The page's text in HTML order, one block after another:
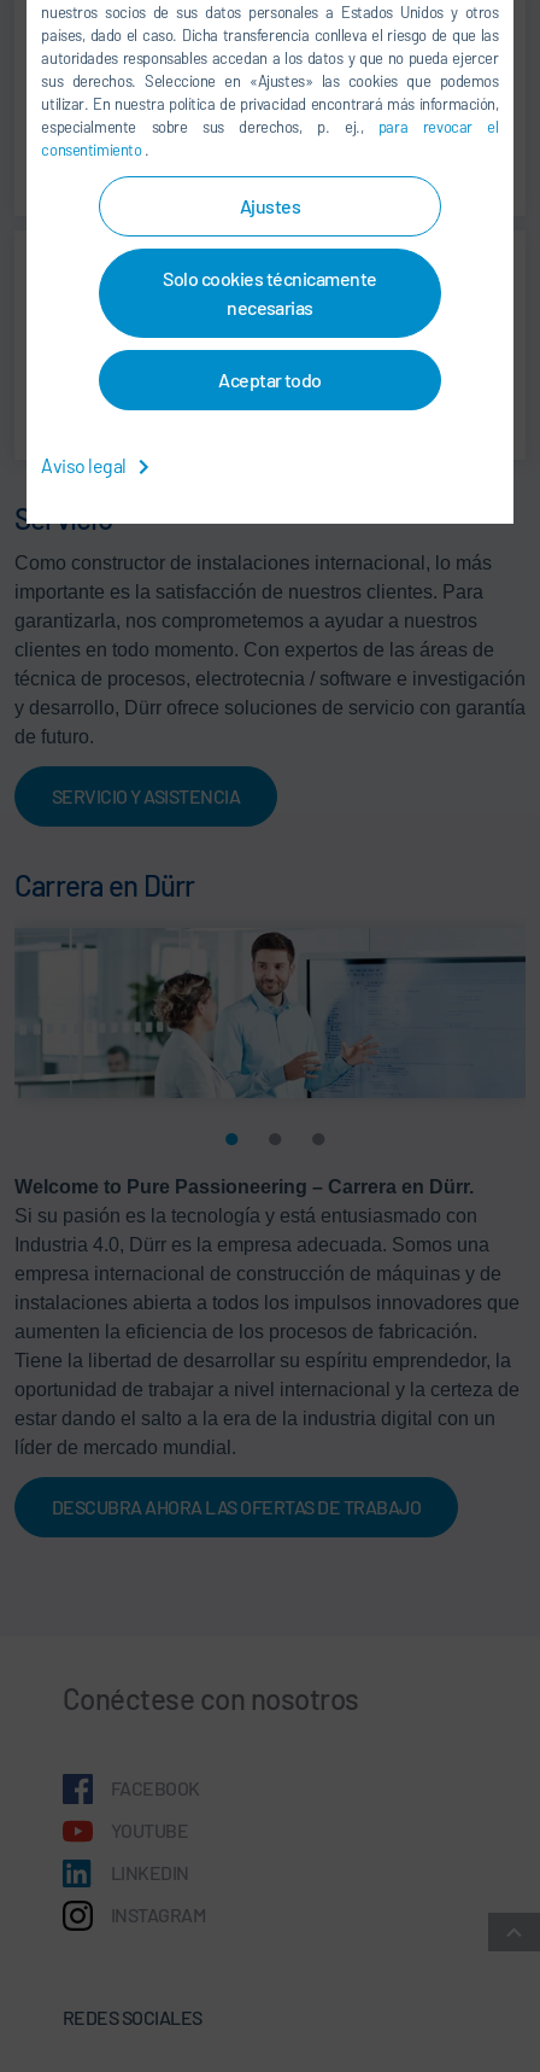
nuestros socios de sus datos personales a Estados Unidos y otros
países, dado el caso. Dicha transferencia conlleva el riesgo de que las
autoridades responsables accedan a los datos y que no pueda ejercer
sus derechos. Seleccione en «Ajustes» las cookies que podemos
utilizar. En nuestra política de privacidad encontrará más información,
especialmente sobre sus derechos, p. ej., para revocar el
consentimiento.
Ajustes
Solo cookies técnicamente
necesarias
Aceptar todo
Aviso legal
Martin Heinz
CEO
Andreas Eckert
CFO
Servicio
Como constructor de instalaciones internacional, lo más
importante es la satisfacción de nuestros clientes. Para
garantizarla, nos comprometemos a ayudar a nuestros
clientes en todo momento. Con expertos de las áreas de
técnica de procesos, electrotecnia / software e investigación
y desarrollo, Dürr ofrece soluciones de servicio con garantía
de futuro.
SERVICIO Y ASISTENCIA
Carrera en Dürr
Welcome to Pure Passioneering – Carrera en Dürr.
Si su pasión es la tecnología y está entusiasmado con
Industria 4.0, Dürr es la empresa adecuada. Somos una
empresa internacional de construcción de máquinas y de
instalaciones abierta a todos los impulsos innovadores que
aumenten la eficiencia de los procesos de fabricación.
Tiene la libertad de desarrollar su espíritu emprendedor, la
oportunidad de trabajar a nivel internacional y la certeza de
estar dando el salto a la era de la industria digital con un
líder de mercado mundial.
DESCUBRA AHORA LAS OFERTAS DE TRABAJO
Conéctese con nosotros
FACEBOOK
YOUTUBE
LINKEDIN
INSTAGRAM
REDES SOCIALES